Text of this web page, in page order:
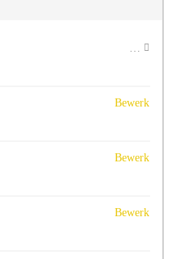
Bewerk
Bewerk
Bewerk